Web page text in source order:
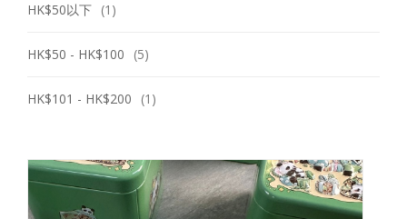
HK$50以下 (1)
HK$50 - HK$100 (5)
HK$101 - HK$200 (1)